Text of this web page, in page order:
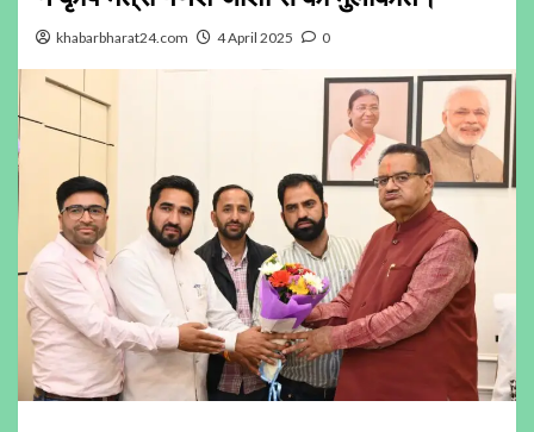
khabarbharat24.com 4 April 2025 0